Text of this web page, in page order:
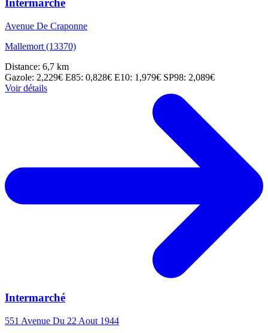
Intermarché
Avenue De Craponne
Mallemort (13370)
Distance: 6,7 km
Gazole: 2,229€ E85: 0,828€ E10: 1,979€ SP98: 2,089€
Voir détails
Intermarché
551 Avenue Du 22 Aout 1944